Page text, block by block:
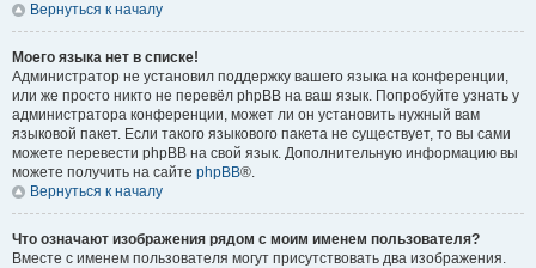
Вернуться к началу
Моего языка нет в списке!
Администратор не установил поддержку вашего языка на конференции,
или же просто никто не перевёл phpBB на ваш язык. Попробуйте узнать у
администратора конференции, может ли он установить нужный вам
языковой пакет. Если такого языкового пакета не существует, то вы сами
можете перевести phpBB на свой язык. Дополнительную информацию вы
можете получить на сайте phpBB®.
Вернуться к началу
Что означают изображения рядом с моим именем пользователя?
Вместе с именем пользователя могут присутствовать два изображения.